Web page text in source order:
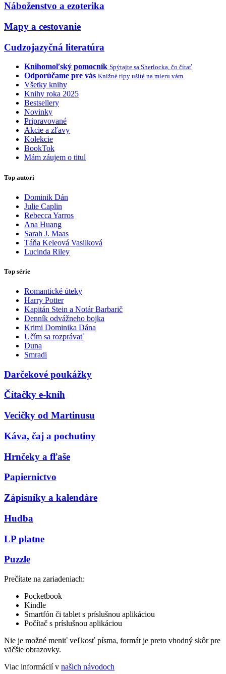
Náboženstvo a ezoterika
Mapy a cestovanie
Cudzojazyčná literatúra
Knihomoľský pomocník Spýtajte sa Sherlocka, čo čítať
Odporúčame pre vás Knižné tipy ušité na mieru vám
Všetky knihy
Knihy roka 2025
Bestsellery
Novinky
Pripravované
Akcie a zľavy
Kolekcie
BookTok
Mám záujem o titul
Top autori
Dominik Dán
Julie Caplin
Rebecca Yarros
Ana Huang
Sarah J. Maas
Táňa Keleová Vasilková
Lucinda Riley
Top série
Romantické úteky
Harry Potter
Kapitán Stein a Notár Barbarič
Denník odvážneho bojka
Krimi Dominika Dána
Učím sa rozprávať
Duna
Smradi
Darčekové poukážky
Čítačky e-kníh
Vecičky od Martinusu
Káva, čaj a pochutiny
Hrnčeky a fľaše
Papiernictvo
Zápisníky a kalendáre
Hudba
LP platne
Puzzle
Prečítate na zariadeniach:
Pocketbook
Kindle
Smartfón či tablet s príslušnou aplikáciou
Počítač s príslušnou aplikáciou
Nie je možné meniť veľkosť písma, formát je preto vhodný skôr pre
väčšie obrazovky.
Viac informácií v našich návodoch